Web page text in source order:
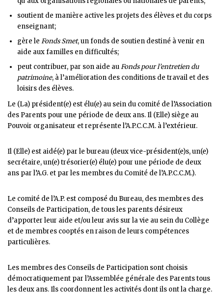
soutient de manière active les projets des élèves et du corps
enseignant;
gère le Fonds Smet, un fonds de soutien destiné à venir en
aide aux familles en difficultés;
peut contribuer, par son aide auFonds pour l’entretien du
patrimoine, à l’amélioration des conditions de travail et des
loisirs des élèves.
Le (La) président(e) est élu(e) au sein du comité de l’Association
des Parents pour une période de deux ans. Il (Elle) siège au
Pouvoir organisateur et représente l’A.P.C.C.M. à l’extérieur.
Il (Elle) est aidé(e) par le bureau (deux vice-président(e)s, un(e)
secrétaire, un(e) trésorier(e) élu(e) pour une période de deux
ans par l’A.G. et par les membres du Comité de l’A.P.C.C.M.).
Le comité de l’A.P. est composé du Bureau, des membres des
Conseils de Participation, de tous les parents désireux
d’apporter leur aide et/ou leur avis sur la vie au sein du Collège
et de membres cooptés en raison de leurs compétences
particulières.
Les membres des Conseils de Participation sont choisis
démocratiquement par l’Assemblée générale des Parents tous
les deux ans. Ils coordonnent les activités dont ils ont la charge.